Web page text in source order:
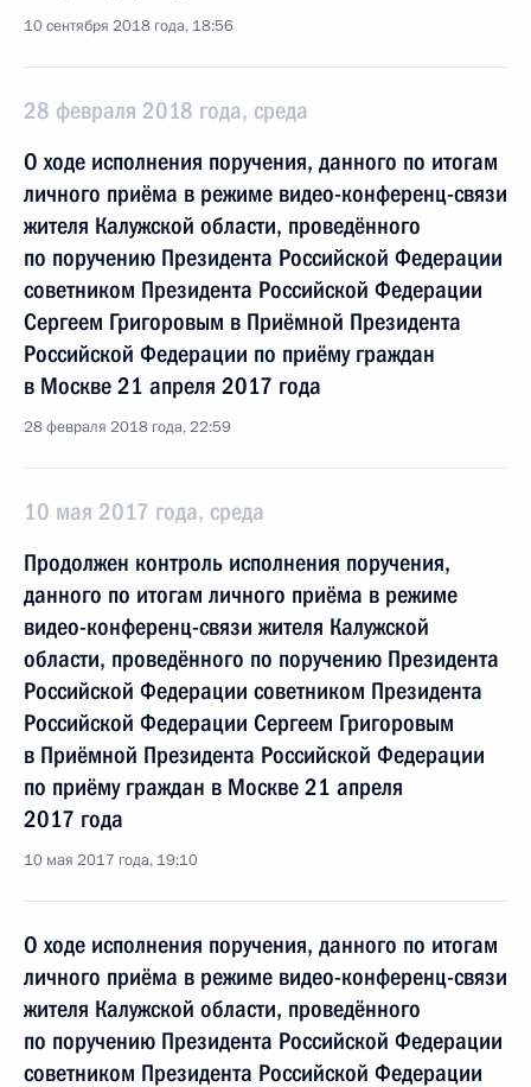
10 сентября 2018 года, 18:56
28 февраля 2018 года, среда
О ходе исполнения поручения, данного по итогам
личного приёма в режиме видео-конференц-связи
жителя Калужской области, проведённого
по поручению Президента Российской Федерации
советником Президента Российской Федерации
Сергеем Григоровым в Приёмной Президента
Российской Федерации по приёму граждан
в Москве 21 апреля 2017 года
28 февраля 2018 года, 22:59
10 мая 2017 года, среда
Продолжен контроль исполнения поручения,
данного по итогам личного приёма в режиме
видео-конференц-связи жителя Калужской
области, проведённого по поручению Президента
Российской Федерации советником Президента
Российской Федерации Сергеем Григоровым
в Приёмной Президента Российской Федерации
по приёму граждан в Москве 21 апреля
2017 года
10 мая 2017 года, 19:10
О ходе исполнения поручения, данного по итогам
личного приёма в режиме видео-конференц-связи
жителя Калужской области, проведённого
по поручению Президента Российской Федерации
советником Президента Российской Федерации